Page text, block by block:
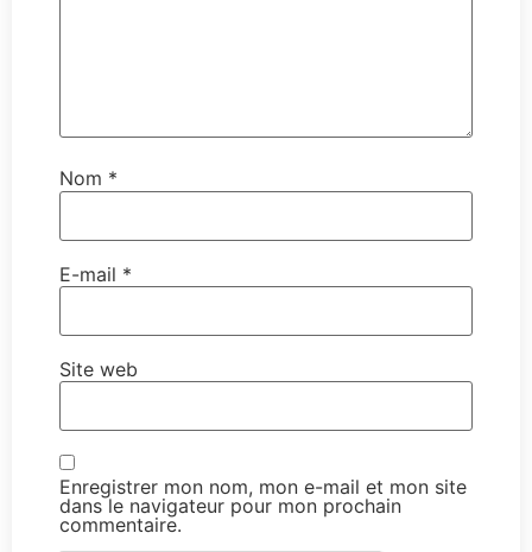
Nom *
E-mail *
Site web
Enregistrer mon nom, mon e-mail et mon site
dans le navigateur pour mon prochain
commentaire.